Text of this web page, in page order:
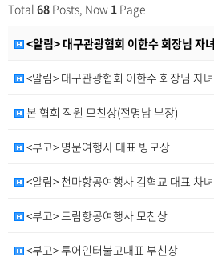
Total 68 Posts, Now 1 Page
<알림> 대구관광협회 이한수 회장님 자
<알림> 대구관광협회 이한수 회장님 자
본 협회 직원 모친상(전명남 부장)
<부고> 명문여행사 대표 빙모상
<알림> 천마항공여행사 김혁교 대표 차
<부고> 드림항공여행사 모친상
<부고> 투어인터불고대표 부친상